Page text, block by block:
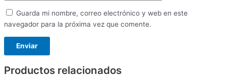
Guarda mi nombre, correo electrónico y web en este
navegador para la próxima vez que comente.
Productos relacionados